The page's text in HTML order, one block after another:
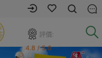
評價:
4.8 / 5.0